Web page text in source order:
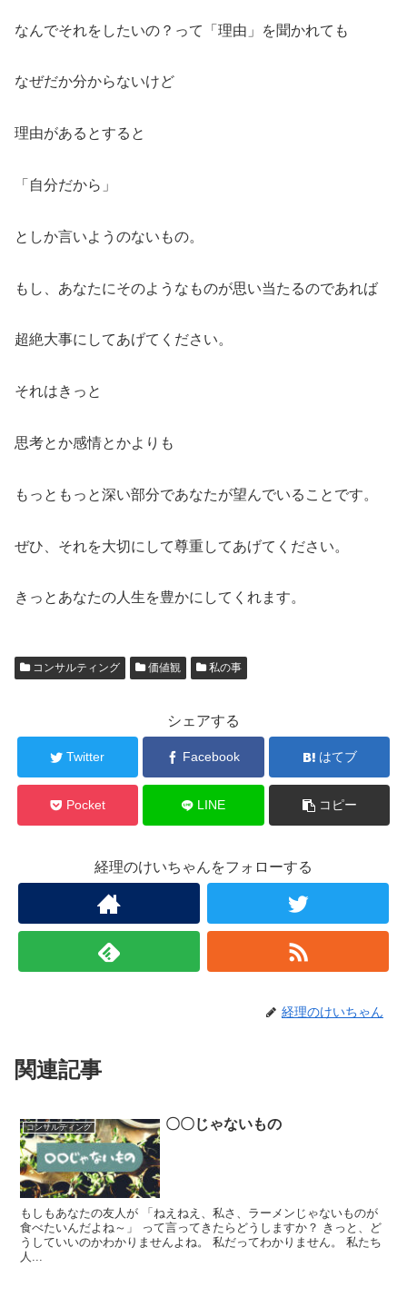
なんでそれをしたいの？って「理由」を聞かれても
なぜだか分からないけど
理由があるとすると
「自分だから」
としか言いようのないもの。
もし、あなたにそのようなものが思い当たるのであれば
超絶大事にしてあげてください。
それはきっと
思考とか感情とかよりも
もっともっと深い部分であなたが望んでいることです。
ぜひ、それを大切にして尊重してあげてください。
きっとあなたの人生を豊かにしてくれます。
コンサルティング 価値観 私の事
シェアする
Twitter Facebook はてブ
Pocket LINE コピー
経理のけいちゃんをフォローする
経理のけいちゃん
関連記事
コンサルティング 〇〇じゃないもの
もしもあなたの友人が 「ねえねえ、私さ、ラーメンじゃないものが
食べたいんだよね～」 って言ってきたらどうしますか？ きっと、ど
うしていいのかわかりませんよね。 私だってわかりません。 私たち
人...